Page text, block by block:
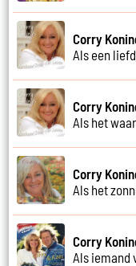
Corry
Als een
Corry
Als het
Corry
Als het
Corry
Als iemand